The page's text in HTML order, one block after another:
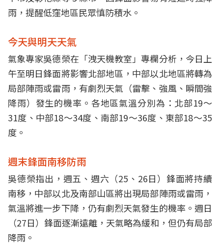
雨，提醒低窪地區民眾慎防積水。
今天與明天天氣
氣象專家吳德榮在「洩天機教室」專欄分析，今日上
午至明日鋒面將影響北部地區，中部以北地區將轉為
局部陣雨或雷雨，有劇烈天氣（雷擊、強風、瞬間強
降雨）發生的機率。各地區氣溫分別為：北部19～
31度、中部18～34度、南部19～36度、東部18～35
度。
週末鋒面南移防雨
吳德榮指出，週五、週六（25、26日）鋒面將持續
南移，中部以北及南部山區將出現局部陣雨或雷雨，
氣溫將進一步下降，仍有劇烈天氣發生的機率。週日
（27日）鋒面逐漸遠離，天氣略為緩和，但仍有局部
降雨。